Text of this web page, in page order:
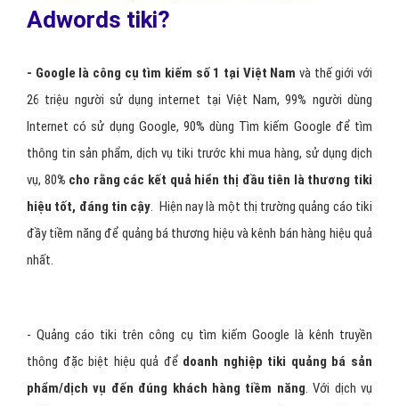
Adwords tiki?
- Google là công cụ tìm kiếm số 1 tại Việt Nam và thế giới với
26 triệu người sử dụng internet tại Việt Nam, 99% người dùng
Internet có sử dụng Google, 90% dùng Tìm kiếm Google để tìm
thông tin sản phẩm, dịch vụ tiki trước khi mua hàng, sử dụng dịch
vụ, 80% cho rằng các kết quả hiển thị đầu tiên là thương tiki
hiệu tốt, đáng tin cậy. Hiện nay là một thị trường quảng cáo tiki
đầy tiềm năng để quảng bá thương hiệu và kênh bán hàng hiệu quả
nhất.
- Quảng cáo tiki trên công cụ tìm kiếm Google là kênh truyền
thông đặc biệt hiệu quả để doanh nghiệp tiki quảng bá sản
phẩm/dịch vụ đến đúng khách hàng tiềm năng. Với dịch vụ